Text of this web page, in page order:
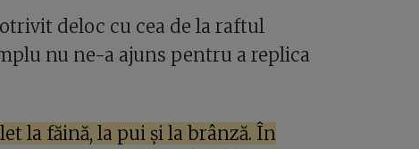
deloc cu cea de la raftul
nu ne-a ajuns pentru a replica
la făină, la pui și la brânză. În